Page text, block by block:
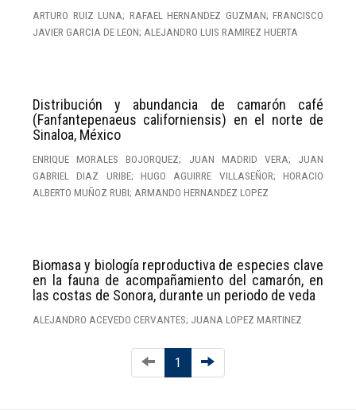
ARTURO RUIZ LUNA; RAFAEL HERNANDEZ GUZMAN; FRANCISCO
JAVIER GARCIA DE LEON; ALEJANDRO LUIS RAMIREZ HUERTA
Distribución y abundancia de camarón café
(Fanfantepenaeus californiensis) en el norte de
Sinaloa, México
ENRIQUE MORALES BOJORQUEZ; JUAN MADRID VERA; JUAN
GABRIEL DIAZ URIBE; HUGO AGUIRRE VILLASEÑOR; HORACIO
ALBERTO MUÑOZ RUBI; ARMANDO HERNANDEZ LOPEZ
Biomasa y biología reproductiva de especies clave
en la fauna de acompañamiento del camarón, en
las costas de Sonora, durante un periodo de veda
ALEJANDRO ACEVEDO CERVANTES; JUANA LOPEZ MARTINEZ
1